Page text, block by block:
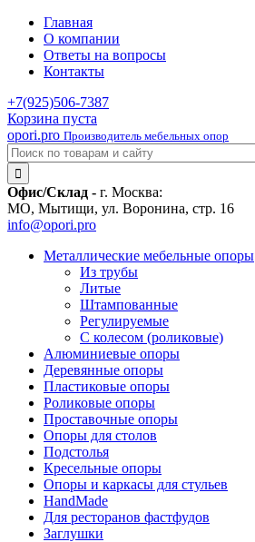
Главная
О компании
Ответы на вопросы
Контакты
+7(925)506-7387
Корзина пуста
opori.pro Производитель мебельных опор
Офис/Склад - г. Москва:
МО, Мытищи, ул. Воронина, стр. 16
info@opori.pro
Металлические мебельные опоры
Из трубы
Литые
Штампованные
Регулируемые
С колесом (роликовые)
Алюминиевые опоры
Деревянные опоры
Пластиковые опоры
Роликовые опоры
Проставочные опоры
Опоры для столов
Подстолья
Кресельные опоры
Опоры и каркасы для стульев
HandMade
Для ресторанов фастфудов
Заглушки